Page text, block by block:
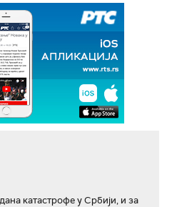
катастрофе у Србији, и за